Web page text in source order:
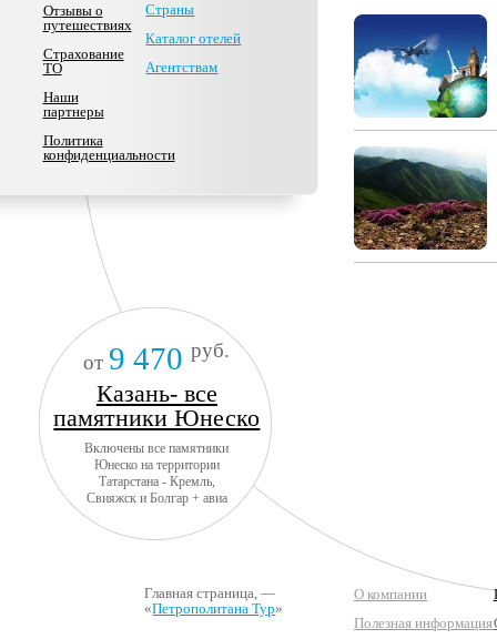
Отзывы о
путешествиях
Страхование
ТО
Наши
партнеры
Политика
конфиденциальности
Страны
Каталог отелей
Агентствам
от 9 470руб.
Казань- все
памятники Юнеско
Включены все памятники
Юнеско на территории
Татарстана - Кремль,
Свияжск и Болгар + авиа
Главная страница, —
«Петрополитана Тур»
О компании
Полезная информация